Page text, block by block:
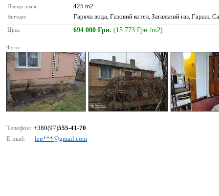
Площа землі: 425 m2
Вигоди: Гаряча вода, Газовий котел, Загальний газ, Гараж,
Ціна: 694 000 Грн. (15 773 Грн./m2)
Фото:
Телефон: +380(97)555-41-70
E-mail:
lер***@gmаil.соm